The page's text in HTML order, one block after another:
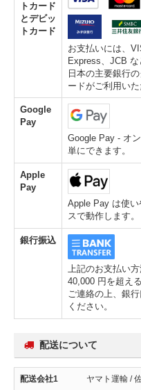
トカード
とデビッ
トカード
お支払いには、
Express、JCB
日本の主要銀行
ードがご利用いた
Google
Pay
Google Pay - オ
単にできます。
Apple
Pay
Apple Pay は使
スで動作します。
銀行振込
上記のお支払い
40,000 円を超え
ご連絡の上、銀
ください。
配送について
ヤマト運輸 /